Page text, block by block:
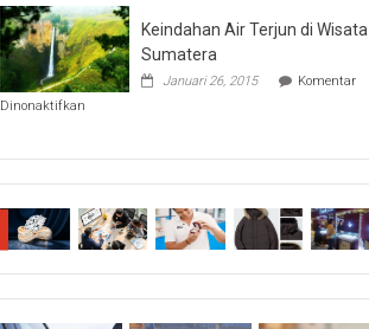
Dollo
Terhadap
Final
SCM
Cup
Keindahan Air Terjun di Wisata
Sumatera
Januari 26, 2015
Komentar
Dinonaktifkan
Terjun
Sumatera